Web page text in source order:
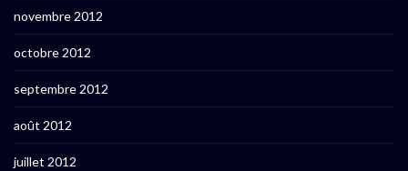
novembre 2012
octobre 2012
septembre 2012
août 2012
juillet 2012